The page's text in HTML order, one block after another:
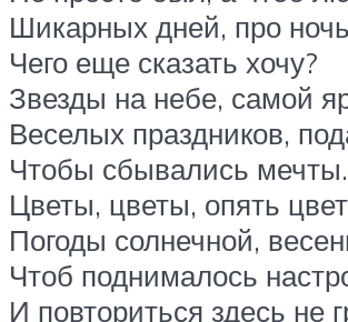
Шикарных дней, про
Чего еще сказать хочу?
Звезды на небе, самой
Веселых праздников,
Чтобы сбывались
Цветы, цветы, опять
Погоды солнечной,
Чтоб поднималось
И повториться здесь не